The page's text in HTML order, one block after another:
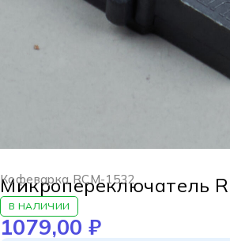
Кофеварка RCM-1532
Микропереключатель
В НАЛИЧИИ
1079,00 ₽